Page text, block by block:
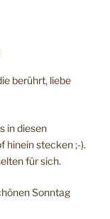
berührt, liebe
in diesen
hinein stecken ;-).
für sich.
Sonntag